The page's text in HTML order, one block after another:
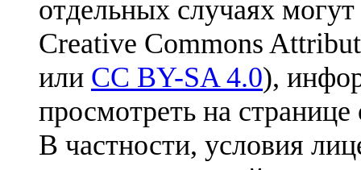
отдельных случаях
Creative Commons
или CC BY-SA 4.0),
просмотреть на
В частности, условия